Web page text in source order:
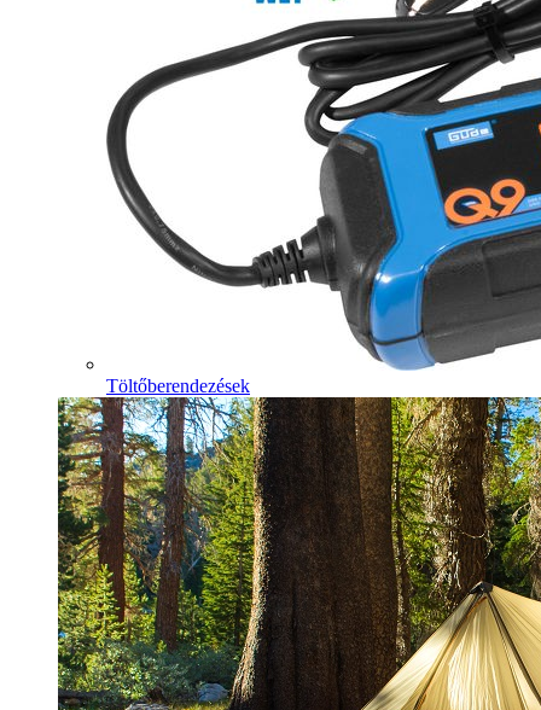
Töltőberendezések